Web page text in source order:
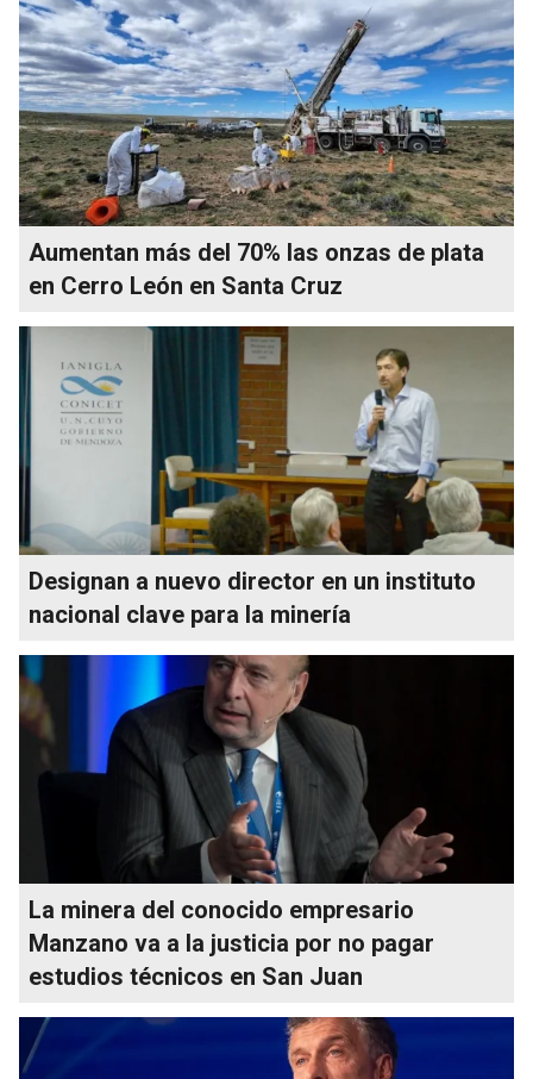
Aumentan más del 70% las onzas de plata
en Cerro León en Santa Cruz
Designan a nuevo director en un instituto
nacional clave para la minería
La minera del conocido empresario
Manzano va a la justicia por no pagar
estudios técnicos en San Juan